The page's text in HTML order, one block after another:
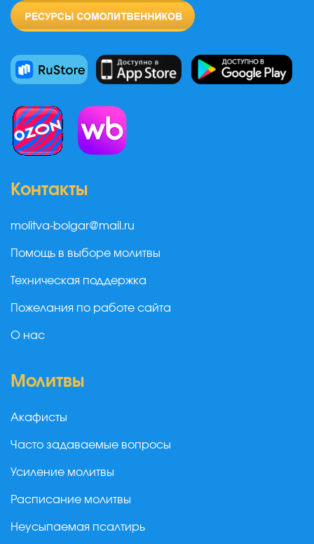
Контакты
molitva-bolgar@mail.ru
Помощь в выборе молитвы
Техническая поддержка
Пожелания по работе сайта
О нас
Молитвы
Акафисты
Часто задаваемые вопросы
Усиление молитвы
Расписание молитвы
Неусыпаемая псалтирь